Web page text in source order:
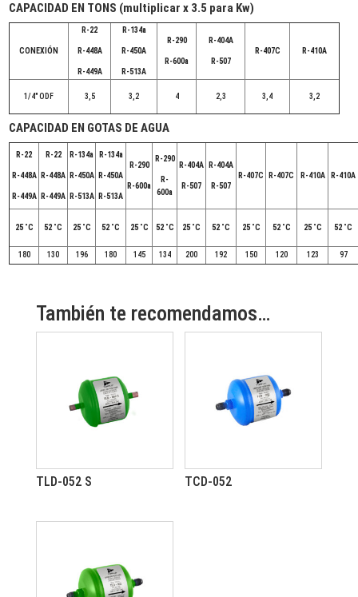
CAPACIDAD EN TONS (multiplicar x 3.5 para Kw)
CONEXIÓN
R-22
R-448A
R-449A
R-134a
R-450A
R-513A
R-290
R-600a
R-404A
R-507
R-407C R-410A
1/4" ODF 3,5 3,2 4 2,3 3,4 3,2
CAPACIDAD EN GOTAS DE AGUA
R-22
R-448A
R-449A
R-22
R-448A
R-449A
R-134a
R-450A
R-513A
R-134a
R-450A
R-513A
R-290
R-600a
R-290
R-
600a
R-404A
R-507
R-404A
R-507
R-407C R-407C R-410A R-410A
25 ˚C 52 ˚C 25 ˚C 52 ˚C 25 ˚C 52 ˚C 25 ˚C 52 ˚C 25 ˚C 52 ˚C 25 ˚C 52 ˚C
180 130 196 180 145 134 200 192 150 120 123 97
También te recomendamos…
TLD-052 S TCD-052